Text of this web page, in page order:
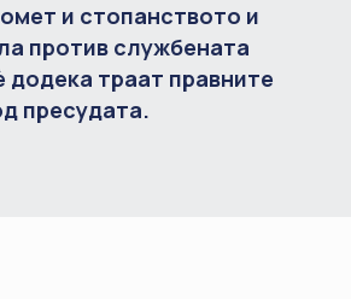
и стопанството и
против службената
траат правните
пресудата.